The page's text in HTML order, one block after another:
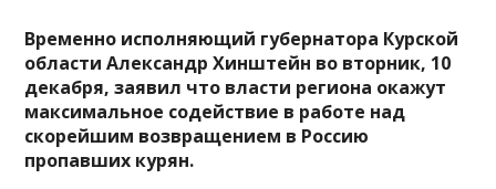
Временно исполняющий губернатора Курской
области Александр Хинштейн во вторник, 10
декабря, заявил что власти региона окажут
максимальное содействие в работе над
скорейшим возвращением в Россию
пропавших курян.